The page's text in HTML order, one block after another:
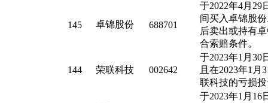
145 卓锦股份 688701
于2022年4月29
间买入卓锦股
后卖出或持有
合索赔条件。
144 荣联科技 002642
于2023年1月30
且在2023年1月
联科技的亏损
于2023年1月16